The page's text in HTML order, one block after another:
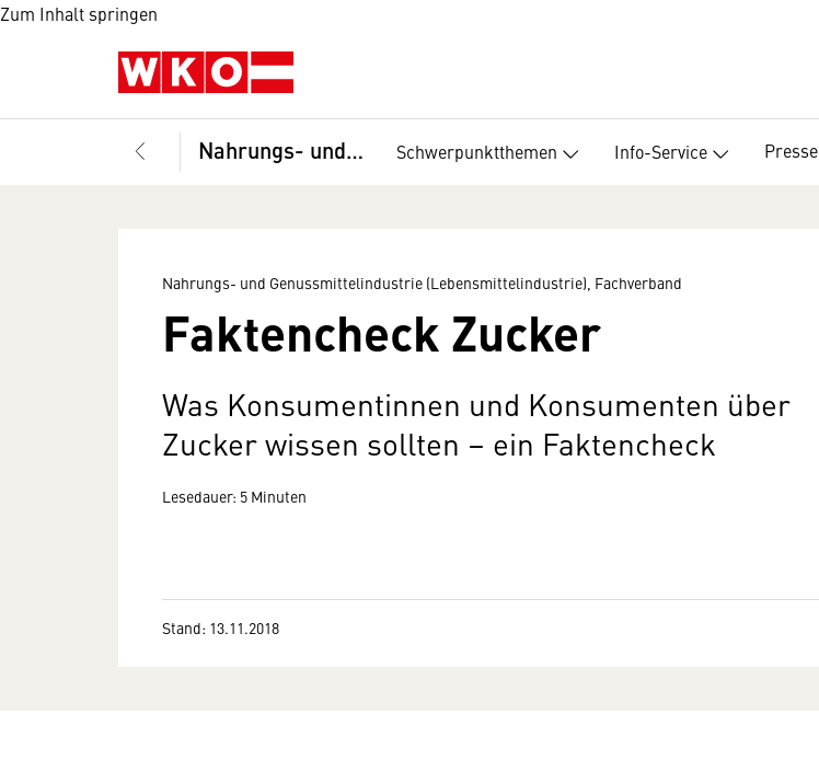
Zum Inhalt springen
Nahrungs- und Genussmittelindustrie (Lebensmittelindustrie), Fachverband Schwerpunktthemen Info-Service Presse
Nahrungs- und Genussmittelindustrie (Lebensmittelindustrie), Fachverband
Faktencheck Zucker
Was Konsumentinnen und Konsumenten über
Zucker wissen sollten – ein Faktencheck
Lesedauer: 5 Minuten
Stand: 13.11.2018